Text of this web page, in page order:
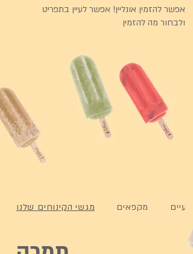
אפשר להזמין אונליין! אפשר לעיין בתפריט
ולבחור מה להזמין
מגשי הקינוחים שלנו מקפאים